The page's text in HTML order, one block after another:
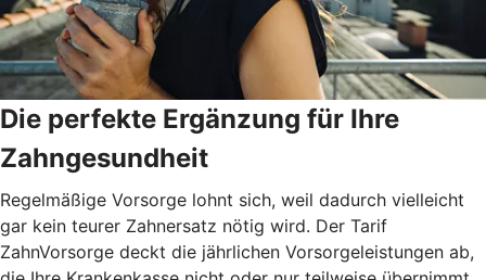
Die perfekte Ergänzung für Ihre
Zahngesundheit
Regelmäßige Vorsorge lohnt sich, weil dadurch vielleicht
gar kein teurer Zahnersatz nötig wird. Der Tarif
ZahnVorsorge deckt die jährlichen Vorsorgeleistungen ab,